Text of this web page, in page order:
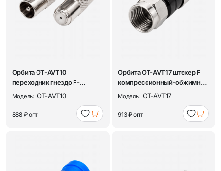
Орбита OT-AVT10
переходник гнездо F-
штекер антен.(УПАКОВКА ...
Модель: OT-AVT10
888 ₽опт
Орбита OT-AVT17 штекер F
компрессионный-обжимной
(RG-6 резин...
Модель: OT-AVT17
913 ₽опт